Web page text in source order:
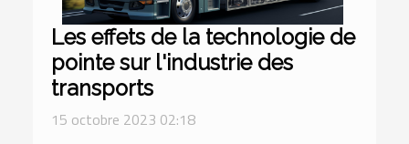
Les effets de la technologie de
pointe sur l'industrie des
transports
15 octobre 2023 02:18